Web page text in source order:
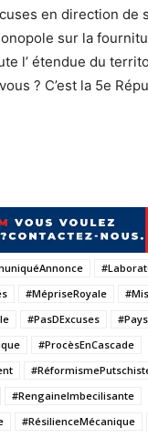
en direction de
sur la
l’ étendue du
? C’est la 5e
#MépriseRoyale
#PasDExcuses
#ProcèsEnCascade
#RengaineImbecilisante
#RésilienceMécanique